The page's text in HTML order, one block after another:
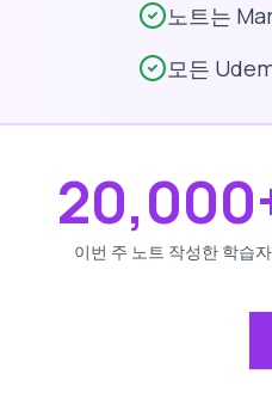
노트는
모든
이번 주 노트 작성한 학습자